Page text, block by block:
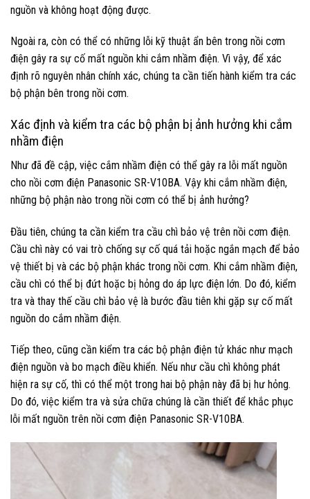
nguồn và không hoạt động được.
Ngoài ra, còn có thể có những lỗi kỹ thuật ẩn bên trong nồi cơm
điện gây ra sự cố mất nguồn khi cắm nhầm điện. Vì vậy, để xác
định rõ nguyên nhân chính xác, chúng ta cần tiến hành kiểm tra các
bộ phận bên trong nồi cơm.
Xác định và kiểm tra các bộ phận bị ảnh hưởng khi cắm
nhầm điện
Như đã đề cập, việc cắm nhầm điện có thể gây ra lỗi mất nguồn
cho nồi cơm điện Panasonic SR-V10BA. Vậy khi cắm nhầm điện,
những bộ phận nào trong nồi cơm có thể bị ảnh hưởng?
Đầu tiên, chúng ta cần kiểm tra cầu chì bảo vệ trên nồi cơm điện.
Cầu chì này có vai trò chống sự cố quá tải hoặc ngắn mạch để bảo
vệ thiết bị và các bộ phận khác trong nồi cơm. Khi cắm nhầm điện,
cầu chì có thể bị đứt hoặc bị hỏng do áp lực điện lớn. Do đó, kiểm
tra và thay thế cầu chì bảo vệ là bước đầu tiên khi gặp sự cố mất
nguồn do cắm nhầm điện.
Tiếp theo, cũng cần kiểm tra các bộ phận điện tử khác như mạch
điện nguồn và bo mạch điều khiển. Nếu như cầu chì không phát
hiện ra sự cố, thì có thể một trong hai bộ phận này đã bị hư hỏng.
Do đó, việc kiểm tra và sửa chữa chúng là cần thiết để khắc phục
lỗi mất nguồn trên nồi cơm điện Panasonic SR-V10BA.